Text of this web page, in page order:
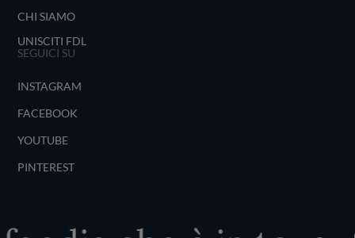
CHI SIAMO
UNISCITI FDL
SEGUICI SU
INSTAGRAM
FACEBOOK
YOUTUBE
PINTEREST